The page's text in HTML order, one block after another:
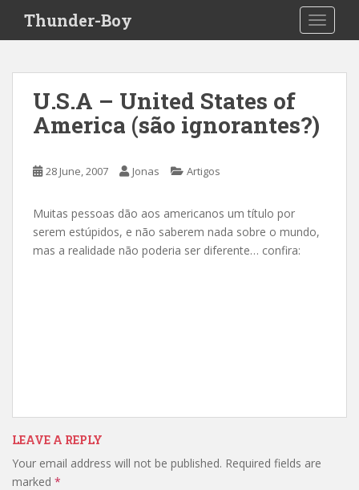
i
Thunder-Boy
U.S.A – United States of
America (são ignorantes?)
28 June, 2007 Jonas Artigos
Muitas pessoas dão aos americanos um título por
serem estúpidos, e não saberem nada sobre o mundo,
mas a realidade não poderia ser diferente… confira:
LEAVE A REPLY
Your email address will not be published. Required fields are
marked *